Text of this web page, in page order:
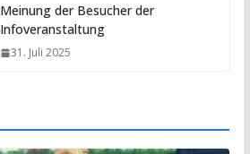
Meinung der Besucher der
Infoveranstaltung
31. Juli 2025